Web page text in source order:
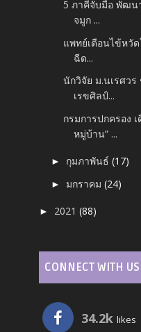
5 ภาคีจับมือ พัฒน
จมูก ...
แพทย์เตือนไข้หวัด
ฉีด...
นักวิจัย ม.นเรศว
เรขศิลป์...
กรมการปกครอง
หมู่บ้าน” ...
► กุมภาพันธ์(17)
► มกราคม(24)
► 2021(88)
CONNECT WITH US
34.2k likes